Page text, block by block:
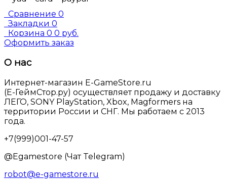
Сравнение 0
Закладки 0
Корзина 0 0 руб.
Оформить заказ
О нас
Интернет-магазин E-GameStore.ru
(Е-ГеймСтор.ру) осуществляет продажу и доставку
ЛЕГО, SONY PlayStation, Xbox, Magformers на
территории России и СНГ. Мы работаем с 2013
года.
+7(999)001-47-57
@Egamestore (Чат Telegram)
robot@e-gamestore.ru